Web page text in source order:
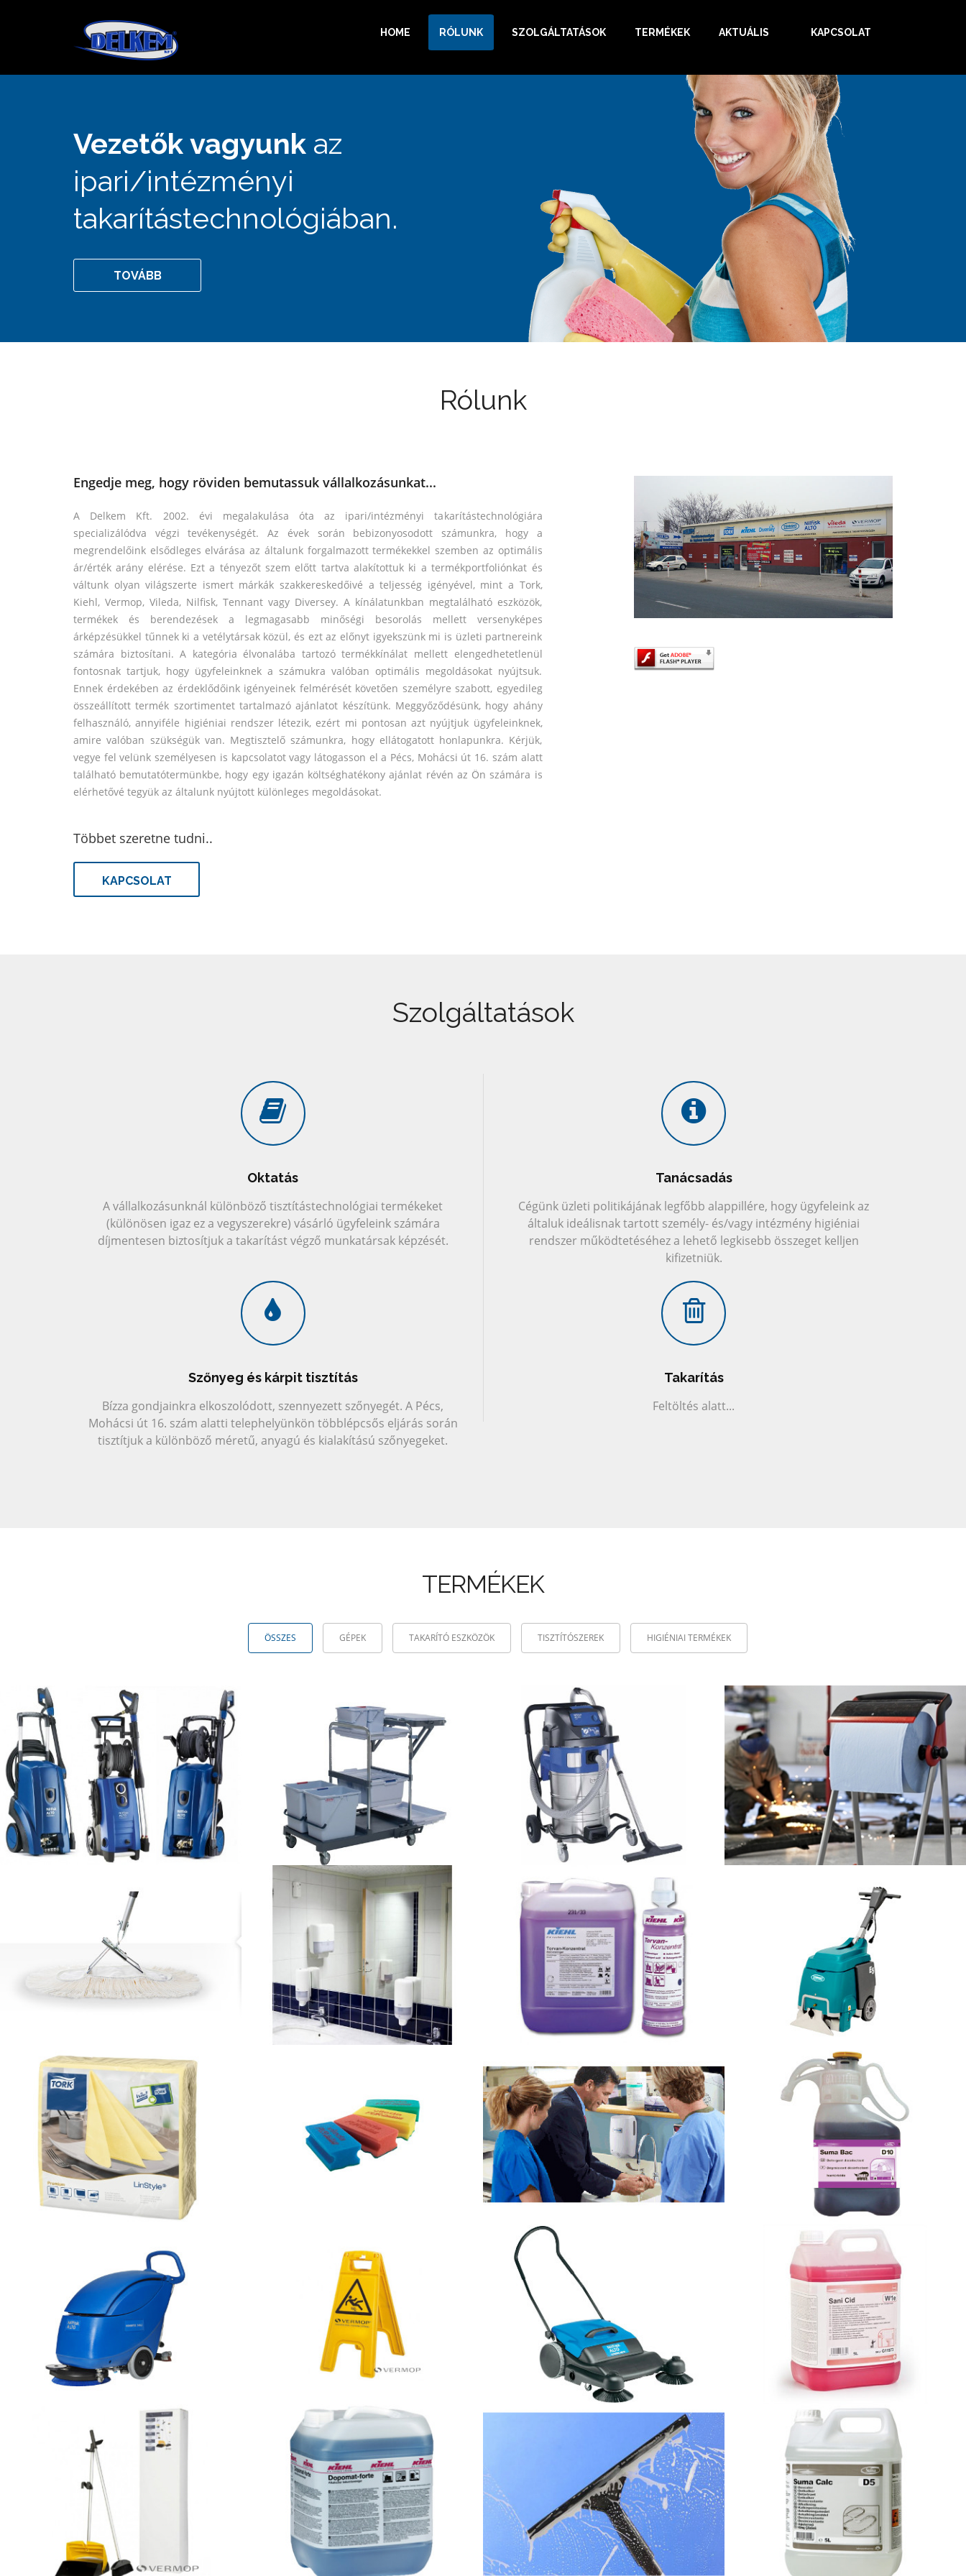
HOME RÓLUNK SZOLGÁLTATÁSOK TERMÉKEK AKTUÁLIS KAPCSOLAT
Vezetők vagyunk az
ipari/intézményi
takarítástechnológiában.
TOVÁBB
Rólunk
Engedje meg, hogy röviden bemutassuk vállalkozásunkat...
A Delkem Kft. 2002. évi megalakulása óta az ipari/intézményi takarítástechnológiára
specializálódva végzi tevékenységét. Az évek során bebizonyosodott számunkra, hogy a
megrendelőink elsődleges elvárása az általunk forgalmazott termékekkel szemben az optimális
ár/érték arány elérése. Ezt a tényezőt szem előtt tartva alakítottuk ki a termékportfoliónkat és
váltunk olyan világszerte ismert márkák szakkereskedőivé a teljesség igényével, mint a Tork,
Kiehl, Vermop, Vileda, Nilfisk, Tennant vagy Diversey. A kínálatunkban megtalálható eszközök,
termékek és berendezések a legmagasabb minőségi besorolás mellett versenyképes
árképzésükkel tűnnek ki a vetélytársak közül, és ezt az előnyt igyekszünk mi is üzleti partnereink
számára biztosítani. A kategória élvonalába tartozó termékkínálat mellett elengedhetetlenül
fontosnak tartjuk, hogy ügyfeleinknek a számukra valóban optimális megoldásokat nyújtsuk.
Ennek érdekében az érdeklődőink igényeinek felmérését követően személyre szabott, egyedileg
összeállított termék szortimentet tartalmazó ajánlatot készítünk. Meggyőződésünk, hogy ahány
felhasználó, annyiféle higiéniai rendszer létezik, ezért mi pontosan azt nyújtjuk ügyfeleinknek,
amire valóban szükségük van. Megtisztelő számunkra, hogy ellátogatott honlapunkra. Kérjük,
vegye fel velünk személyesen is kapcsolatot vagy látogasson el a Pécs, Mohácsi út 16. szám alatt
található bemutatótermünkbe, hogy egy igazán költséghatékony ajánlat révén az Ön számára is
elérhetővé tegyük az általunk nyújtott különleges megoldásokat.
Többet szeretne tudni..
KAPCSOLAT
Szolgáltatások
Oktatás
A vállalkozásunknál különböző tisztítástechnológiai termékeket
(különösen igaz ez a vegyszerekre) vásárló ügyfeleink számára
díjmentesen biztosítjuk a takarítást végző munkatársak képzését.
Tanácsadás
Cégünk üzleti politikájának legfőbb alappillére, hogy ügyfeleink az
általuk ideálisnak tartott személy- és/vagy intézmény higiéniai
rendszer működtetéséhez a lehető legkisebb összeget kelljen
kifizetniük.
Szőnyeg és kárpit tisztítás
Bízza gondjainkra elkoszolódott, szennyezett szőnyegét. A Pécs,
Mohácsi út 16. szám alatti telephelyünkön többlépcsős eljárás során
tisztítjuk a különböző méretű, anyagú és kialakítású szőnyegeket.
Takarítás
Feltöltés alatt...
TERMÉKEK
ÖSSZES GÉPEK TAKARÍTÓ ESZKÖZÖK TISZTÍTÓSZEREK HIGIÉNIAI TERMÉKEK